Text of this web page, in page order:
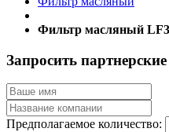
Фильтр масляный
Запросить
Предполагаемое количество: